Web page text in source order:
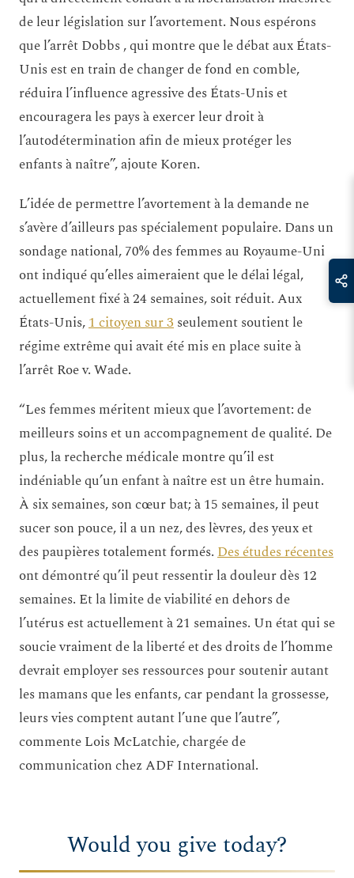
de leur législation sur l’avortement. Nous espérons
que l’arrêt Dobbs , qui montre que le débat aux États-
Unis est en train de changer de fond en comble,
réduira l’influence agressive des États-Unis et
encouragera les pays à exercer leur droit à
l’autodétermination afin de mieux protéger les
enfants à naître”, ajoute Koren.
L’idée de permettre l’avortement à la demande ne
s’avère d’ailleurs pas spécialement populaire. Dans un
sondage national, 70% des femmes au Royaume-Uni
ont indiqué qu’elles aimeraient que le délai légal,
actuellement fixé à 24 semaines, soit réduit. Aux
États-Unis,1 citoyen sur 3seulement soutient le
régime extrême qui avait été mis en place suite à
l’arrêt Roe v. Wade.
“Les femmes méritent mieux que l’avortement: de
meilleurs soins et un accompagnement de qualité. De
plus, la recherche médicale montre qu’il est
indéniable qu’un enfant à naître est un être humain.
À six semaines, son cœur bat; à 15 semaines, il peut
sucer son pouce, il a un nez, des lèvres, des yeux et
des paupières totalement formés.Des études récentes
ont démontré qu’il peut ressentir la douleur dès 12
semaines. Et la limite de viabilité en dehors de
l’utérus est actuellement à 21 semaines. Un état qui se
soucie vraiment de la liberté et des droits de l’homme
devrait employer ses ressources pour soutenir autant
les mamans que les enfants, car pendant la grossesse,
leurs vies comptent autant l’une que l’autre”,
commente Lois McLatchie, chargée de
communication chez ADF International.
Would you give today?